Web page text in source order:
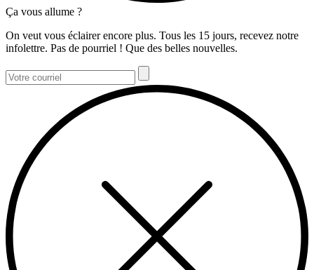
Ça vous allume ?
On veut vous éclairer encore plus. Tous les 15 jours, recevez notre
infolettre. Pas de pourriel ! Que des belles nouvelles.